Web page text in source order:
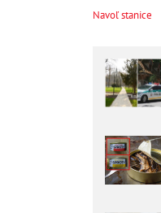
Navoľ stanice